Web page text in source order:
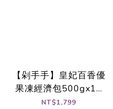
【剁手手】皇妃百香優
果凍經濟包500gx12
包 📌火速出貨中🚀
NT$1,799